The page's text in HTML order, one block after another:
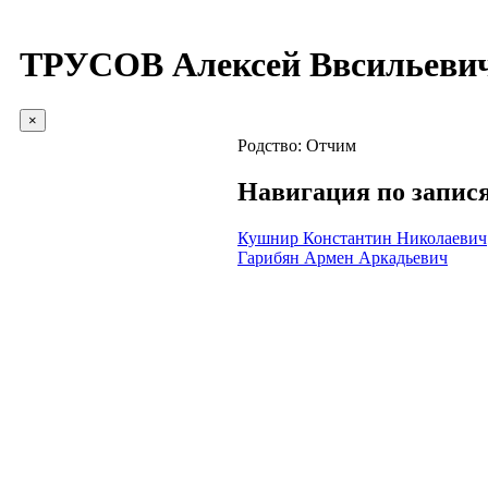
ТРУСОВ Алексей
×
Родство: Отчим
Навигация по
Кушнир Константин Николаевич
Гарибян Армен Аркадьевич